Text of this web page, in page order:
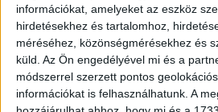
információkat, amelyeket az eszköz
hirdetésekhez és tartalomhoz,
méréséhez, közönségmérésekhez és
küld. Az Ön engedélyével mi és a
módszerrel szerzett pontos
információkat is felhasználhatunk. A
5%-os ÁFA